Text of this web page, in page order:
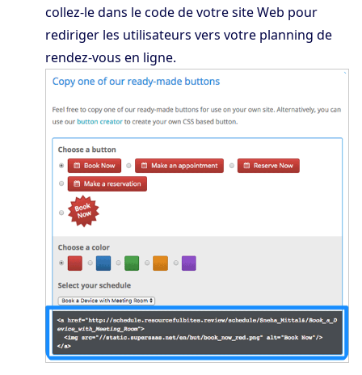
collez-le dans le code de votre site Web pour
rediriger les utilisateurs vers votre planning de
rendez-vous en ligne.